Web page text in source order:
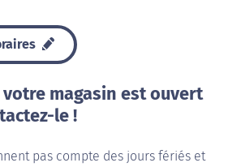
magasin est ouvert
le !
pas compte des jours fériés et